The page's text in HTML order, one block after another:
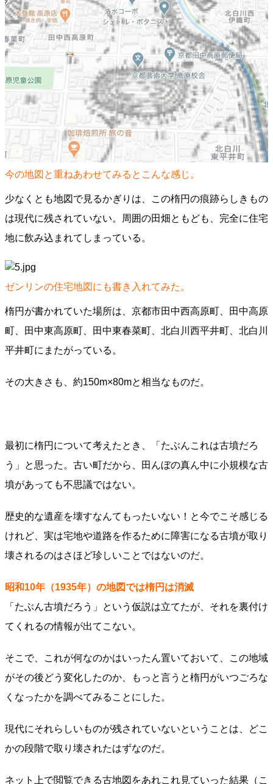
今の地図と重ねあわせてみるとこんな感じ。
少なくとも地図で見るかぎりは、この楕円の痕跡らしきもの
は現代に残されていない。周囲の田畑ともども、完全に住宅
地に飲み込まれてしまっている。
ゼンリンの住宅地図にも書き入れてみた。
楕円が書かれていた場所は、京都市田中西高原町、田中高原
町、田中東高原町、田中東春菜町、北白川西平井町、北白川
平井町にまたがっている。
その大きさも、約150m×80mと相当なものだ。
最初に楕円について考えたとき、「たぶんこれは古墳だろ
う」と思った。古い町だから、田んぼの真ん中に小規模な古
墳があっても不思議ではない。
歴史的な遺産を壊すなんてもったいない！と今でこそ感じる
けれど、実は宅地や道路を作るために障害になる古墳が取り
壊されるのはさほど珍しいことではないのだ。
昭和10年（1935年）の地図では楕円は消滅
「たぶん古墳だろう」という仮説は立てたが、それを裏付け
てくれるの情報が出てこない。
そこで、これが何なのかはいったん置いておいて、この地域
がその後どう変化したのか、もっと言うと楕円がいつごろな
くなったかを調べてみることにした。
現代にそれらしいものが残されていないということは、どこ
かの段階で取り壊されたはずなのだ。
ネット上で閲覧できる古地図をあれこれ見ていった結果（こ